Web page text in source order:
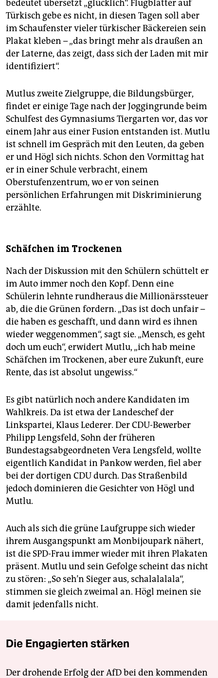
bedeutet übersetzt „glücklich“. Flugblätter auf
Türkisch gebe es nicht, in diesen Tagen soll aber
im Schaufenster vieler türkischer Bäckereien sein
Plakat kleben – „das bringt mehr als draußen an
der Laterne, das zeigt, dass sich der Laden mit mir
identifiziert“.
Mutlus zweite Zielgruppe, die Bildungsbürger,
findet er einige Tage nach der Joggingrunde beim
Schulfest des Gymnasiums Tiergarten vor, das vor
einem Jahr aus einer Fusion entstanden ist. Mutlu
ist schnell im Gespräch mit den Leuten, da geben
er und Högl sich nichts. Schon den Vormittag hat
er in einer Schule verbracht, einem
Oberstufenzentrum, wo er von seinen
persönlichen Erfahrungen mit Diskriminierung
erzählte.
Schäfchen im Trockenen
Nach der Diskussion mit den Schülern schüttelt er
im Auto immer noch den Kopf. Denn eine
Schülerin lehnte rundheraus die Millionärssteuer
ab, die die Grünen fordern. „Das ist doch unfair –
die haben es geschafft, und dann wird es ihnen
wieder weggenommen“, sagt sie. „Mensch, es geht
doch um euch“, erwidert Mutlu, „ich hab meine
Schäfchen im Trockenen, aber eure Zukunft, eure
Rente, das ist absolut ungewiss.“
Es gibt natürlich noch andere Kandidaten im
Wahlkreis. Da ist etwa der Landeschef der
Linkspartei, Klaus Lederer. Der CDU-Bewerber
Philipp Lengsfeld, Sohn der früheren
Bundestagsabgeordneten Vera Lengsfeld, wollte
eigentlich Kandidat in Pankow werden, fiel aber
bei der dortigen CDU durch. Das Straßenbild
jedoch dominieren die Gesichter von Högl und
Mutlu.
Auch als sich die grüne Laufgruppe sich wieder
ihrem Ausgangspunkt am Monbijoupark nähert,
ist die SPD-Frau immer wieder mit ihren Plakaten
präsent. Mutlu und sein Gefolge scheint das nicht
zu stören: „So seh’n Sieger aus, schalalalala“,
stimmen sie gleich zweimal an. Högl meinen sie
damit jedenfalls nicht.
Die Engagierten stärken
Der drohende Erfolg der AfD bei den kommenden